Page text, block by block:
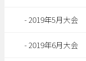
2019年5月大会
2019年6月大会